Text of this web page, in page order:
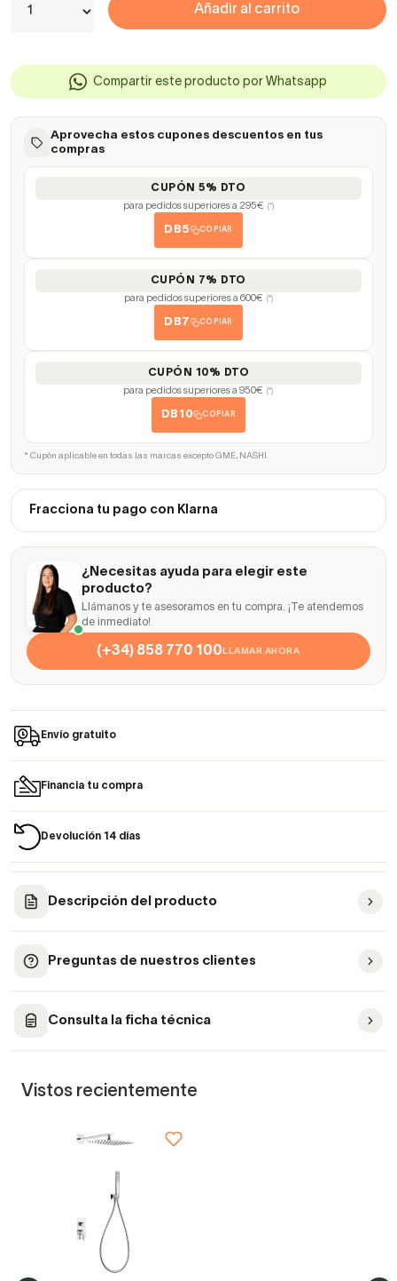
Añadir al carrito
Compartir este producto por Whatsapp
Aprovecha estos cupones descuentos en tus
compras
CUPÓN 5% DTO
para pedidos superiores a 295€ (*)
DB5 COPIAR
CUPÓN 7% DTO
para pedidos superiores a 600€ (*)
DB7 COPIAR
CUPÓN 10% DTO
para pedidos superiores a 950€ (*)
DB10 COPIAR
* Cupón aplicable en todas las marcas excepto GME, NASHI.
Fracciona tu pago con Klarna
¿Necesitas ayuda para elegir este
producto?
Llámanos y te asesoramos en tu compra. ¡Te atendemos
de inmediato!
(+34) 858 770 100LLAMAR AHORA
Envío gratuito
Financia tu compra
Devolución 14 días
Descripción del producto
Preguntas de nuestros clientes
Consulta la ficha técnica
Vistos recientemente